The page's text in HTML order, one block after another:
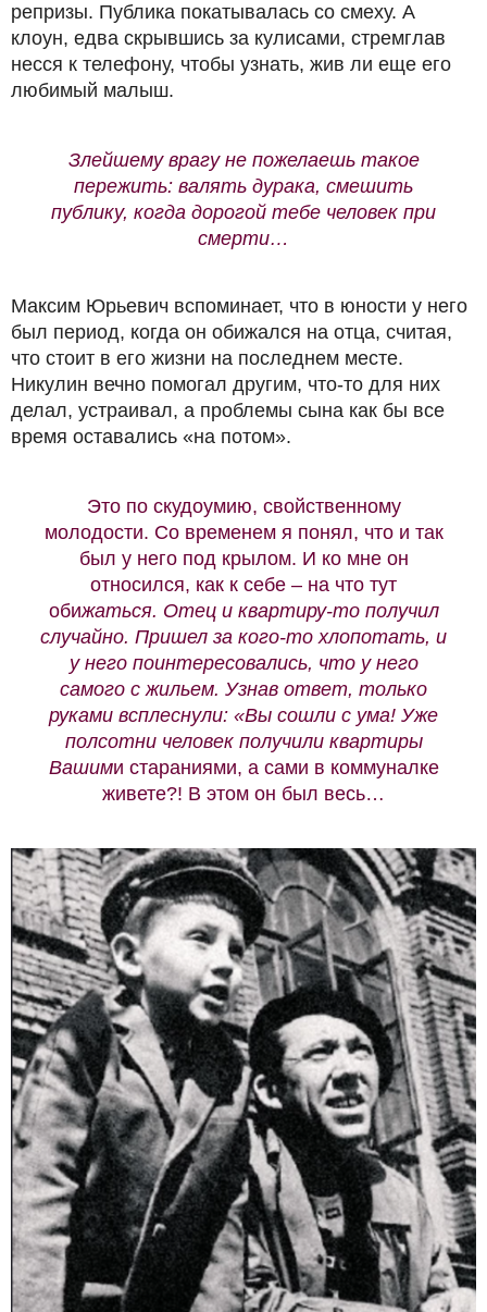
репризы. Публика покатывалась со смеху. А
клоун, едва скрывшись за кулисами, стремглав
несся к телефону, чтобы узнать, жив ли еще его
любимый малыш.
Злейшему врагу не пожелаешь такое
пережить: валять дурака, смешить
публику, когда дорогой тебе человек при
смерти…
Максим Юрьевич вспоминает, что в юности у него
был период, когда он обижался на отца, считая,
что стоит в его жизни на последнем месте.
Никулин вечно помогал другим, что-то для них
делал, устраивал, а проблемы сына как бы все
время оставались «на потом».
Это по скудоумию, свойственному
молодости. Со временем я понял, что и так
был у него под крылом. И ко мне он
относился, как к себе – на что тут
обижаться. Отец и квартиру-то получил
случайно. Пришел за кого-то хлопотать, и
у него поинтересовались, что у него
самого с жильем. Узнав ответ, только
руками всплеснули: «Вы сошли с ума! Уже
полсотни человек получили квартиры
Вашими стараниями, а сами в коммуналке
живете?! В этом он был весь…